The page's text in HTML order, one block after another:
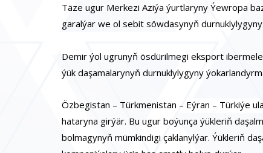
Täze ugur Merkezi Aziýa ýurtlaryny Ýewropa
garalýar we ol sebit söwdasynyň
Demir ýol ugrunyň ösdürilmegi eksport
ýük daşamalarynyň durnuklylygyny
Özbegistan – Türkmenistan – Eýran – Türkiýe
hataryna girýär. Bu ugur boýunça ýükleriň
bolmagynyň mümkindigi çaklanylýar. Ýükleriň